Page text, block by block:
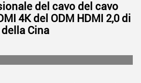
del cavo del cavo
4K del ODM HDMI 2,0 di
Cina